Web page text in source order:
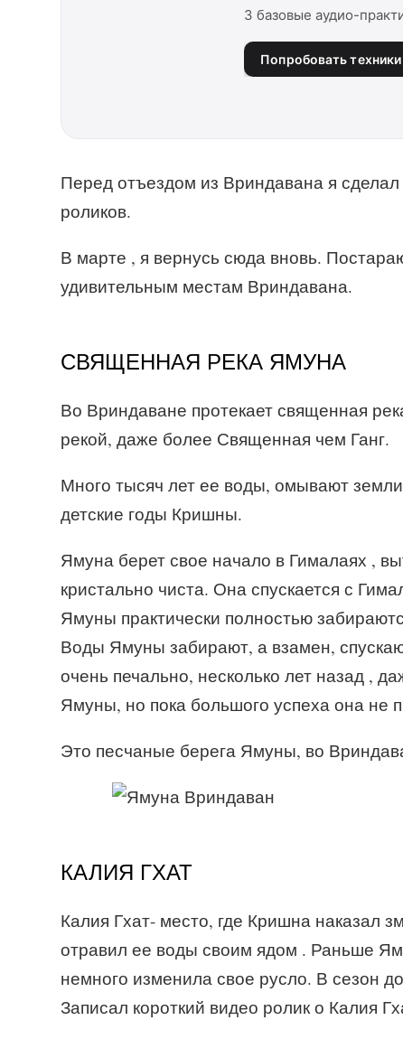
3 базовые аудио-
Попробовать техники
Перед отъездом из Вриндавана я
роликов.
В марте , я вернусь сюда вновь.
удивительным местам Вриндавана.
СВЯЩЕННАЯ РЕКА ЯМУНА
Во Вриндаване протекает священная
рекой, даже более Священная чем Ганг.
Много тысяч лет ее воды, омывают
детские годы Кришны.
Ямуна берет свое начало в Гималаях ,
кристально чиста. Она спускается с
Ямуны практически полностью
Воды Ямуны забирают, а взамен,
очень печально, несколько лет назад ,
Ямуны, но пока большого успеха она не
Это песчаные берега Ямуны, во
КАЛИЯ ГХАТ
Калия Гхат- место, где Кришна наказал
отравил ее воды своим ядом . Раньше
немного изменила свое русло. В сезон
Записал короткий видео ролик о Калия